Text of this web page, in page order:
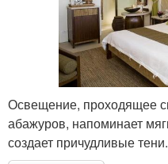
Освещение, проходящее
абажуров, напоминает
создает причудливые тени.